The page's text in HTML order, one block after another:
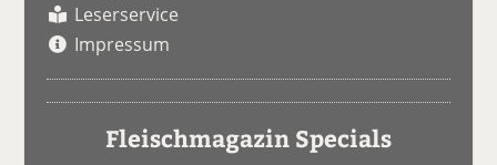
Leserservice
Impressum
Fleischmagazin Specials